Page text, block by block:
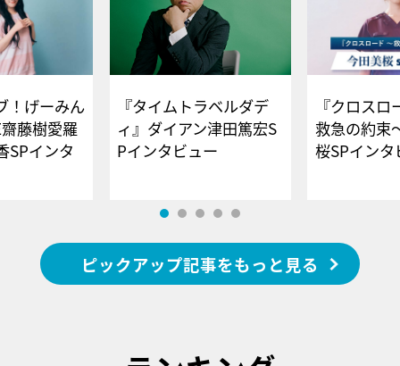
！げーみん
藤樹愛羅
SPインタ
『タイムトラベルダデ
ィ』ダイアン津田篤宏S
Pインタビュー
『クロス
救急の約束
桜SPイ
ピックアップ記事をもっと見る